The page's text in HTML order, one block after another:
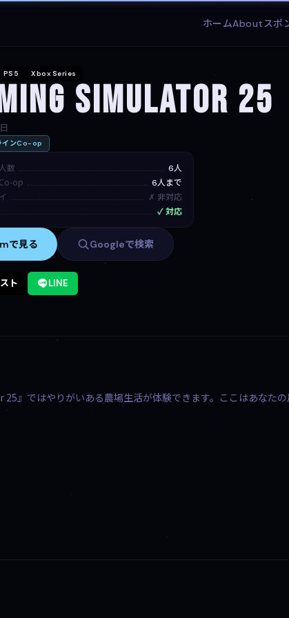
ホームAboutスポ
PS5 Xbox Series
Simulator 25
インCo-op
数 6人
op 6人まで
✗ 非対応
✓ 対応
で見る Googleで検索
ト LINE
』ではやりがいある農場生活が体験できます。ここはあなた